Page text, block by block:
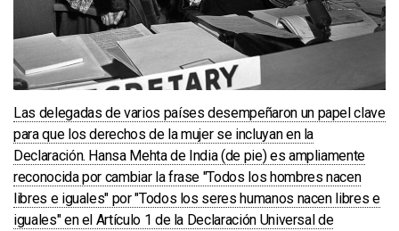
Las delegadas de varios países desempeñaron un papel clave
para que los derechos de la mujer se incluyan en la
Declaración. Hansa Mehta de India (de pie) es ampliamente
reconocida por cambiar la frase "Todos los hombres nacen
libres e iguales" por "Todos los seres humanos nacen libres e
iguales" en el Artículo 1 de la Declaración Universal de